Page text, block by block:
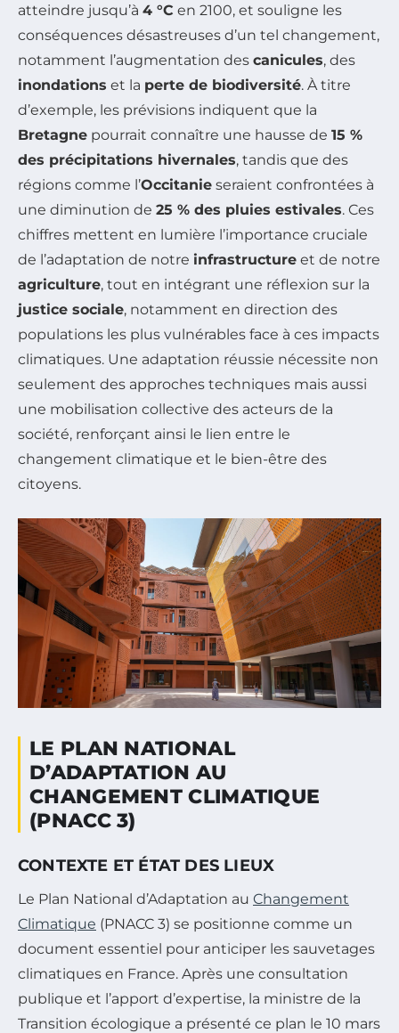
atteindre jusqu’à 4 °C en 2100, et souligne les
conséquences désastreuses d’un tel changement,
notamment l’augmentation des canicules, des
inondations et la perte de biodiversité. À titre
d’exemple, les prévisions indiquent que la
Bretagne pourrait connaître une hausse de 15 %
des précipitations hivernales, tandis que des
régions comme l’Occitanie seraient confrontées à
une diminution de 25 % des pluies estivales. Ces
chiffres mettent en lumière l’importance cruciale
de l’adaptation de notre infrastructure et de notre
agriculture, tout en intégrant une réflexion sur la
justice sociale, notamment en direction des
populations les plus vulnérables face à ces impacts
climatiques. Une adaptation réussie nécessite non
seulement des approches techniques mais aussi
une mobilisation collective des acteurs de la
société, renforçant ainsi le lien entre le
changement climatique et le bien-être des
citoyens.
LE PLAN NATIONAL
D’ADAPTATION AU
CHANGEMENT CLIMATIQUE
(PNACC 3)
CONTEXTE ET ÉTAT DES LIEUX
Le Plan National d’Adaptation au Changement
Climatique (PNACC 3) se positionne comme un
document essentiel pour anticiper les sauvetages
climatiques en France. Après une consultation
publique et l’apport d’expertise, la ministre de la
Transition écologique a présenté ce plan le 10 mars